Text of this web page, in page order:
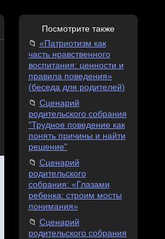
Посмотрите также
«Патриотизм как
часть нравственного
воспитания: ценности и
правила поведения»
(беседа для родителей)
Сценарий
родительского собрания
"Трудное поведение как
понять причины и найти
решение"
Сценарий
родительского
собрания: «Глазами
ребенка: строим мосты
понимания»
Сценарий
родительского собрания